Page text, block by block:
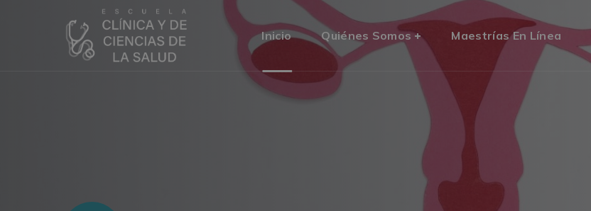
Inicio Quiénes Somos Maestrías En Línea